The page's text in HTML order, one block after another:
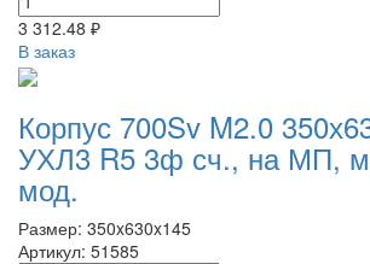
3 312.48 ₽
В заказ
Корпус 700Sv M2.0
УХЛ3 R5 3ф сч., на МП,
мод.
Размер: 350x630x145
Артикул: 51585